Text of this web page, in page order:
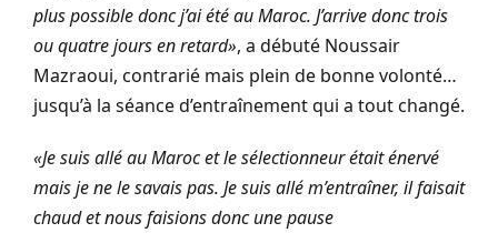
plus possible donc j’ai été au Maroc. J’arrive donc trois
ou quatre jours en retard», a débuté Noussair
Mazraoui, contrarié mais plein de bonne volonté…
jusqu’à la séance d’entraînement qui a tout changé.
«Je suis allé au Maroc et le sélectionneur était énervé
mais je ne le savais pas. Je suis allé m’entraîner, il faisait
chaud et nous faisions donc une pause